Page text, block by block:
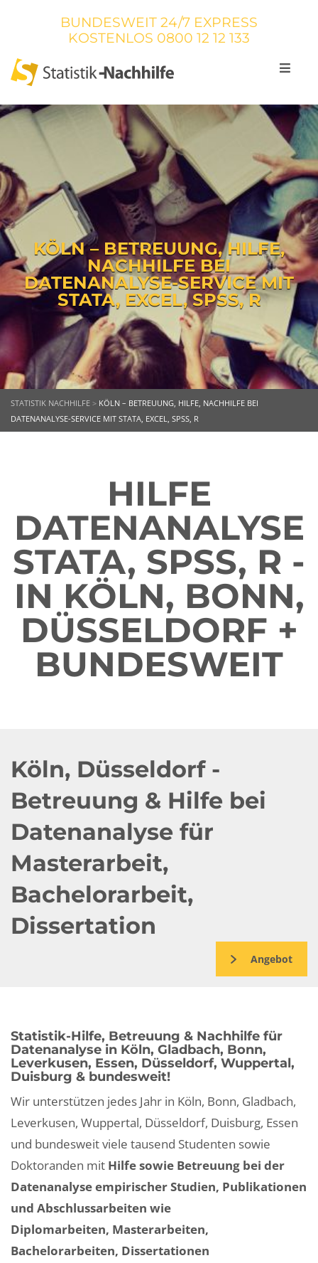
BUNDESWEIT 24/7 EXPRESS
KOSTENLOS 0800 12 12 133
KÖLN – BETREUUNG, HILFE,
NACHHILFE BEI
DATENANALYSE-SERVICE MIT
STATA, EXCEL, SPSS, R
STATISTIK NACHHILFE > KÖLN – BETREUUNG, HILFE, NACHHILFE BEI
DATENANALYSE-SERVICE MIT STATA, EXCEL, SPSS, R
HILFE
DATENANALYSE
STATA, SPSS, R -
IN KÖLN, BONN,
DÜSSELDORF +
BUNDESWEIT
Köln, Düsseldorf -
Betreuung & Hilfe bei
Datenanalyse für
Masterarbeit,
Bachelorarbeit,
Dissertation
Angebot
Statistik-Hilfe, Betreuung & Nachhilfe für
Datenanalyse in Köln, Gladbach, Bonn,
Leverkusen, Essen, Düsseldorf, Wuppertal,
Duisburg & bundesweit!
Wir unterstützen jedes Jahr in Köln, Bonn, Gladbach,
Leverkusen, Wuppertal, Düsseldorf, Duisburg, Essen
und bundesweit viele tausend Studenten sowie
Doktoranden mit Hilfe sowie Betreuung bei der
Datenanalyse empirischer Studien, Publikationen
und Abschlussarbeiten wie
Diplomarbeiten, Masterarbeiten,
Bachelorarbeiten, Dissertationen